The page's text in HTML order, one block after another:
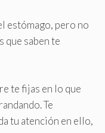
estómago, pero no
que saben te
te fijas en lo que
Te
tu atención en ello,